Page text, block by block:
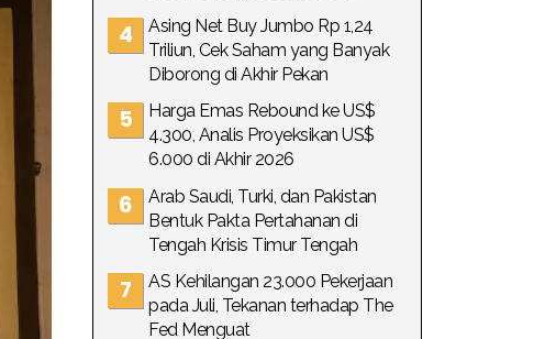
Asing Net Buy Jumbo Rp 1,24
Triliun, Cek Saham yang Banyak
Diborong di Akhir Pekan
Harga Emas Rebound ke US$
4.300, Analis Proyeksikan US$
6.000 di Akhir 2026
Arab Saudi, Turki, dan Pakistan
Bentuk Pakta Pertahanan di
Tengah Krisis Timur Tengah
AS Kehilangan 23.000 Pekerjaan
pada Juli, Tekanan terhadap The
Fed Menguat